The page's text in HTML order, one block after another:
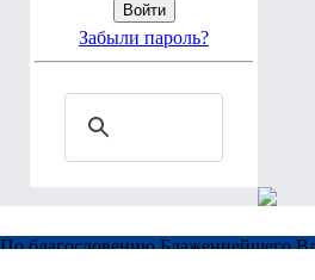
Забыли пароль?
По благословению Блаженнейшего